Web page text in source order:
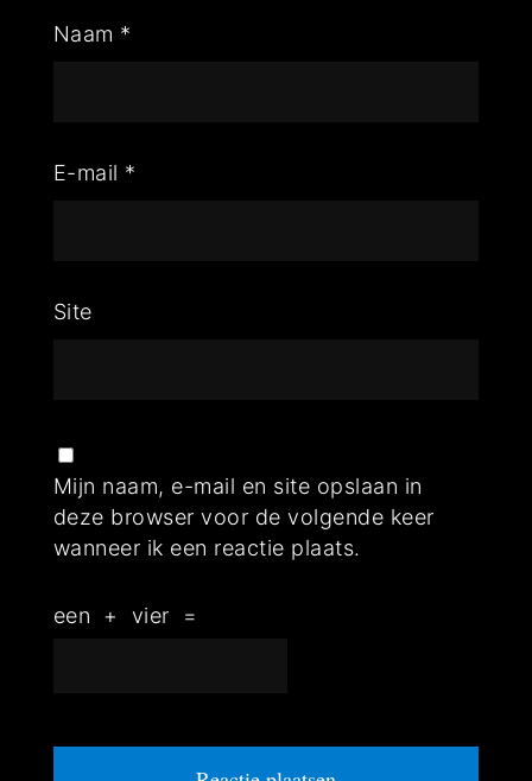
Naam *
E-mail *
Site
Mijn naam, e-mail en site opslaan in
deze browser voor de volgende keer
wanneer ik een reactie plaats.
een + vier =